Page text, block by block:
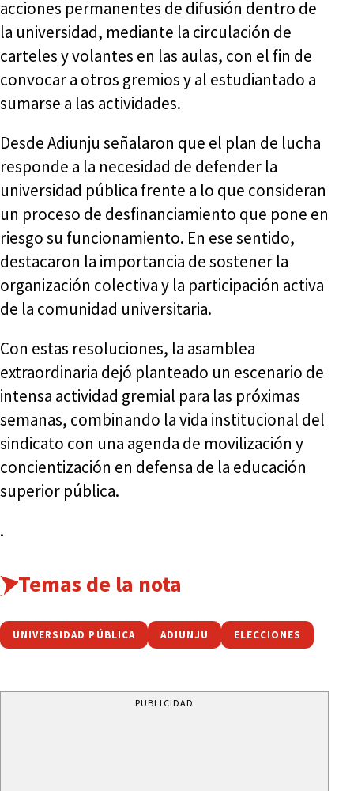
acciones permanentes de difusión dentro de
la universidad, mediante la circulación de
carteles y volantes en las aulas, con el fin de
convocar a otros gremios y al estudiantado a
sumarse a las actividades.
Desde Adiunju señalaron que el plan de lucha
responde a la necesidad de defender la
universidad pública frente a lo que consideran
un proceso de desfinanciamiento que pone en
riesgo su funcionamiento. En ese sentido,
destacaron la importancia de sostener la
organización colectiva y la participación activa
de la comunidad universitaria.
Con estas resoluciones, la asamblea
extraordinaria dejó planteado un escenario de
intensa actividad gremial para las próximas
semanas, combinando la vida institucional del
sindicato con una agenda de movilización y
concientización en defensa de la educación
superior pública.
.
Temas de la nota
UNIVERSIDAD PÚBLICA ADIUNJU ELECCIONES
PUBLICIDAD